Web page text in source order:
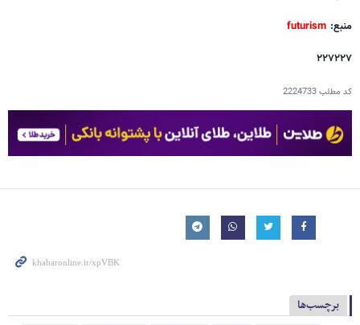
منبع: futurism
۲۲۷۲۲۷
کد مطلب2224733
برچسب‌ها